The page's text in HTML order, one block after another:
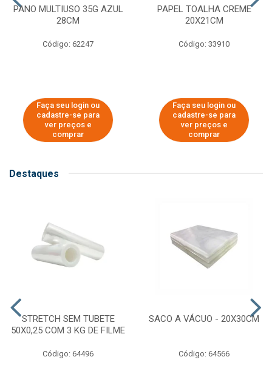
PANO MULTIUSO 35G AZUL
28CM
Código: 62247
Faça seu login ou
cadastre-se para
ver preços e
comprar
PAPEL TOALHA CREME
20X21CM
Código: 33910
Faça seu login ou
cadastre-se para
ver preços e
comprar
Destaques
STRETCH SEM TUBETE
50X0,25 COM 3 KG DE FILME
Código: 64496
SACO A VÁCUO - 20X30CM
Código: 64566